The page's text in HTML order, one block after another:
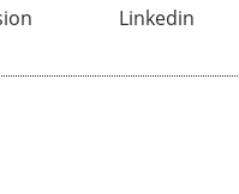
Linkedin